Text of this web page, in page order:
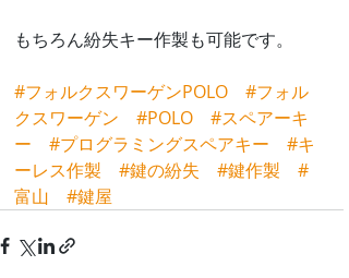
もちろん紛失キー作製も可能です。
#フォルクスワーゲンPOLO
#フォル
クスワーゲン
#POLO
#スペアーキ
ー
#プログラミングスペアキー
#キ
ーレス作製
#鍵の紛失 #鍵作製
#
富山
#鍵屋